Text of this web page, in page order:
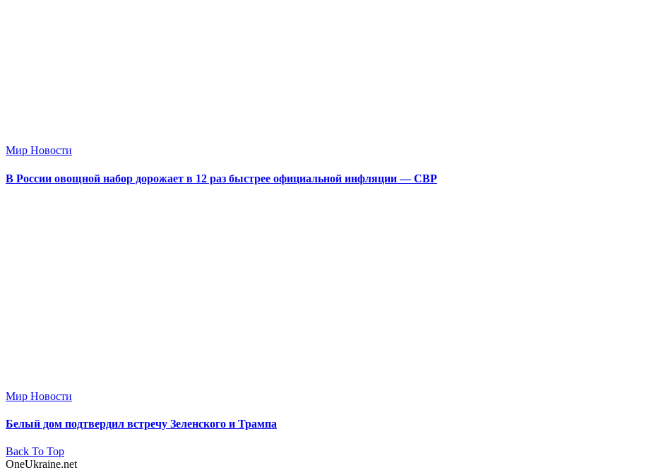
Мир Новости
В России овощной набор дорожает в 12 раз быстрее официальной инфляции — СВР
Мир Новости
Белый дом подтвердил встречу Зеленского и Трампа
Back To Top
OneUkraine.net